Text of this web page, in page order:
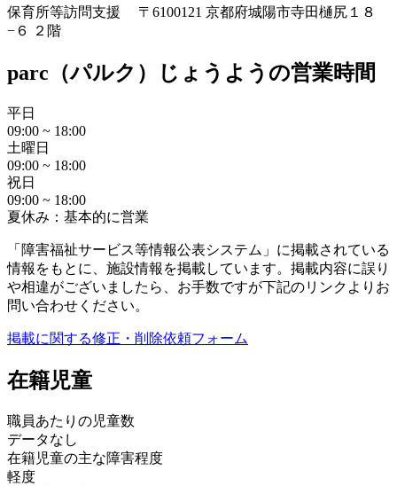
保育所等訪問支援 〒6100121 京都府城陽市寺田樋尻１８
−６ ２階
parc（パルク）じょうようの営業時間
平日
09:00 ~ 18:00
土曜日
09:00 ~ 18:00
祝日
09:00 ~ 18:00
夏休み：基本的に営業
「障害福祉サービス等情報公表システム」に掲載されている
情報をもとに、施設情報を掲載しています。掲載内容に誤り
や相違がございましたら、お手数ですが下記のリンクよりお
問い合わせください。
掲載に関する修正・削除依頼フォーム
在籍児童
職員あたりの児童数
データなし
在籍児童の主な障害程度
軽度